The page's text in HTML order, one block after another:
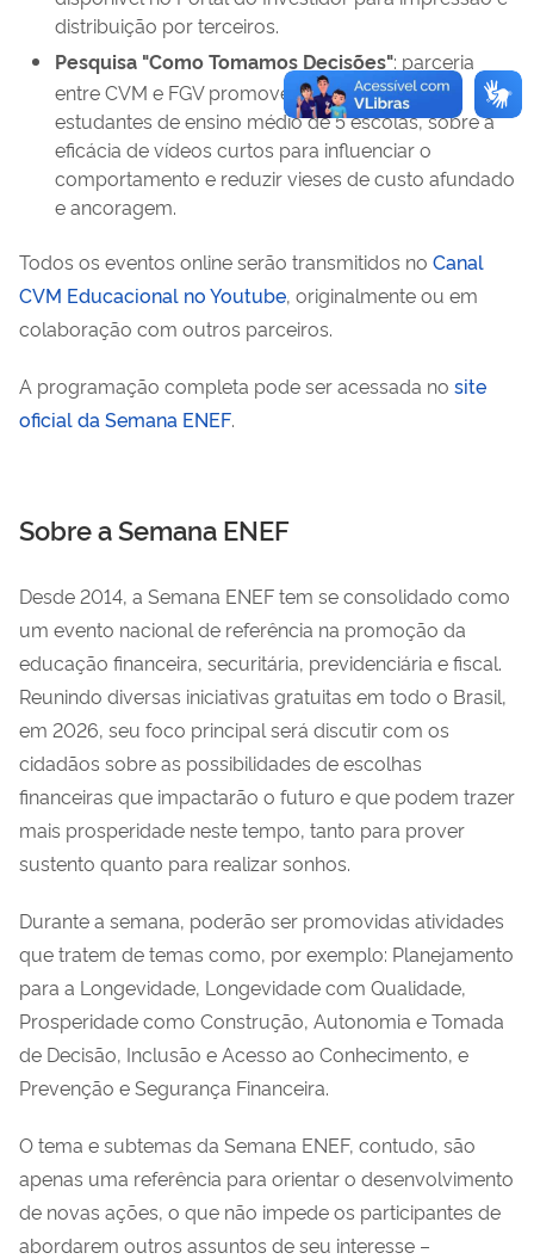
distribuição por terceiros.
Pesquisa "Como Tomamos Decisões": parceria
entre CVM e FGV promove pesquisa, com
estudantes de ensino médio de 5 escolas, sobre a
eficácia de vídeos curtos para influenciar o
comportamento e reduzir vieses de custo afundado
e ancoragem.
Todos os eventos online serão transmitidos no Canal
CVM Educacional no Youtube, originalmente ou em
colaboração com outros parceiros.
A programação completa pode ser acessada no site
oficial da Semana ENEF.
Sobre a Semana ENEF
Desde 2014, a Semana ENEF tem se consolidado como
um evento nacional de referência na promoção da
educação financeira, securitária, previdenciária e fiscal.
Reunindo diversas iniciativas gratuitas em todo o Brasil,
em 2026, seu foco principal será discutir com os
cidadãos sobre as possibilidades de escolhas
financeiras que impactarão o futuro e que podem trazer
mais prosperidade neste tempo, tanto para prover
sustento quanto para realizar sonhos.
Durante a semana, poderão ser promovidas atividades
que tratem de temas como, por exemplo: Planejamento
para a Longevidade, Longevidade com Qualidade,
Prosperidade como Construção, Autonomia e Tomada
de Decisão, Inclusão e Acesso ao Conhecimento, e
Prevenção e Segurança Financeira.
O tema e subtemas da Semana ENEF, contudo, são
apenas uma referência para orientar o desenvolvimento
de novas ações, o que não impede os participantes de
abordarem outros assuntos de seu interesse –